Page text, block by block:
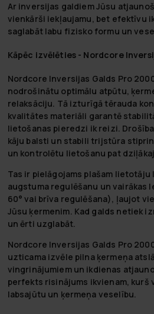
Ar inversijas galdiem Jūsu
vienkārši iekļaujamu, bet efektīvu
saglabāt labu fizisko formu un
Kāpēc izvēlēties - Nordcore
Nordcore Inversijas Galds Pro
nodrošinātu optimālu atpūtu,
relaksāciju. Tā izturīgā tērauda
kvalitātes materiāli garantē
lietošanas pieredzi ik reizi.
kāju balsti un stabili trijstūra
un kontrolētu lietošanu pat
Tas ir pielāgojams plašam lietotāju
augstuma regulēšanu un vairākas
60° vai brīva regulēšana), ļaujot
Jūsu ķermenim. Kad galds netiek
un ērti uzglabāt.
Nordcore Inversijas Galds Pro
uzticama izvēle pilna ķermeņa
vingrinājumiem un ikdienas
perfekts risinājums ikvienam, kurš
labsajūtu un ķermeņa veselību.